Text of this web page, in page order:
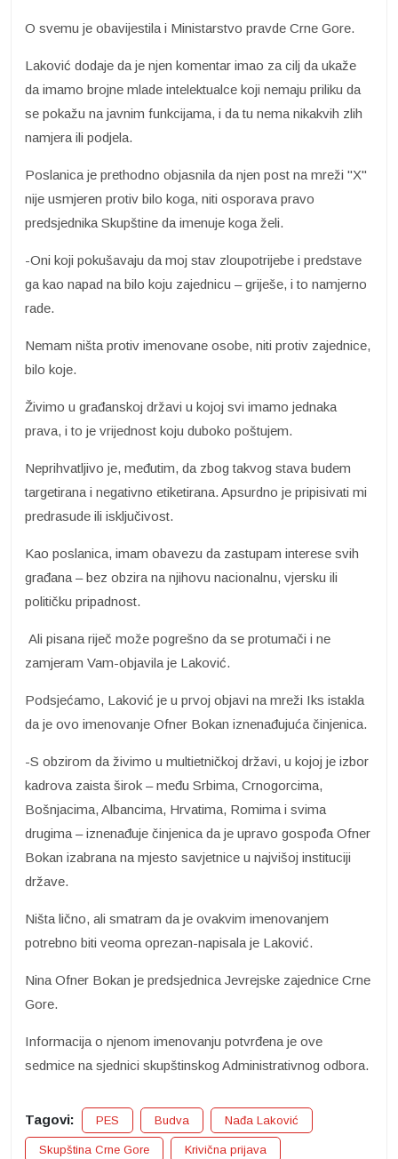
O svemu je obavijestila i Ministarstvo pravde Crne Gore.
Laković dodaje da je njen komentar imao za cilj da ukaže
da imamo brojne mlade intelektualce koji nemaju priliku da
se pokažu na javnim funkcijama, i da tu nema nikakvih zlih
namjera ili podjela.
Poslanica je prethodno objasnila da njen post na mreži "X"
nije usmjeren protiv bilo koga, niti osporava pravo
predsjednika Skupštine da imenuje koga želi.
-Oni koji pokušavaju da moj stav zloupotrijebe i predstave
ga kao napad na bilo koju zajednicu – griješe, i to namjerno
rade.
Nemam ništa protiv imenovane osobe, niti protiv zajednice,
bilo koje.
Živimo u građanskoj državi u kojoj svi imamo jednaka
prava, i to je vrijednost koju duboko poštujem.
Neprihvatljivo je, međutim, da zbog takvog stava budem
targetirana i negativno etiketirana. Apsurdno je pripisivati mi
predrasude ili isključivost.
Kao poslanica, imam obavezu da zastupam interese svih
građana – bez obzira na njihovu nacionalnu, vjersku ili
političku pripadnost.
Ali pisana riječ može pogrešno da se protumači i ne
zamjeram Vam-objavila je Laković.
Podsjećamo, Laković je u prvoj objavi na mreži Iks istakla
da je ovo imenovanje Ofner Bokan iznenađujuća činjenica.
-S obzirom da živimo u multietničkoj državi, u kojoj je izbor
kadrova zaista širok – među Srbima, Crnogorcima,
Bošnjacima, Albancima, Hrvatima, Romima i svima
drugima – iznenađuje činjenica da je upravo gospođa Ofner
Bokan izabrana na mjesto savjetnice u najvišoj instituciji
države.
Ništa lično, ali smatram da je ovakvim imenovanjem
potrebno biti veoma oprezan-napisala je Laković.
Nina Ofner Bokan je predsjednica Jevrejske zajednice Crne
Gore.
Informacija o njenom imenovanju potvrđena je ove
sedmice na sjednici skupštinskog Administrativnog odbora.
Tagovi: PES Budva Nađa Laković
Skupština Crne Gore Krivična prijava